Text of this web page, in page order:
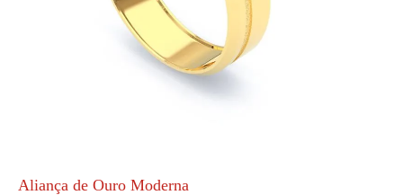
Aliança de Ouro Moderna